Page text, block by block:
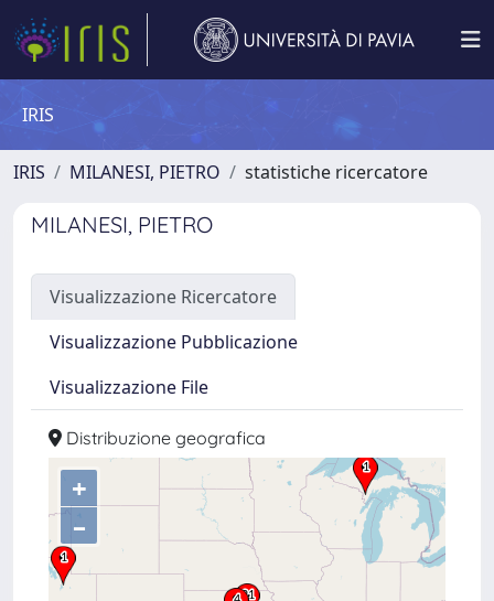
IRIS
IRIS MILANESI, PIETRO statistiche ricercatore
MILANESI, PIETRO
Visualizzazione Ricercatore
Visualizzazione Pubblicazione
Visualizzazione File
Distribuzione geografica
+
–